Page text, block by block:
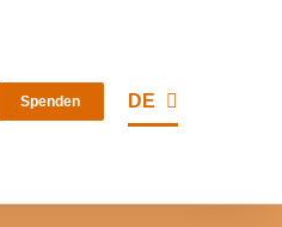
Spenden DE